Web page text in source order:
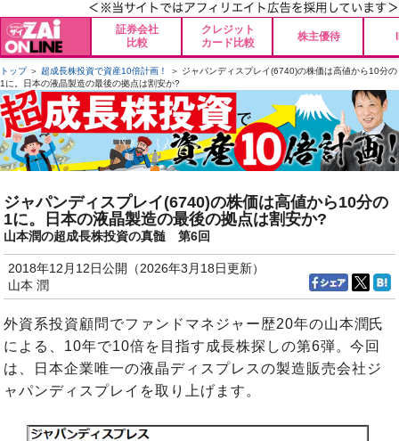
証券会社
比較
クレジット
カード比較
株主優待
トップ＞ 超成長株投資で資産10倍計画！
＞ ジャパンディスプレイ(6740)の株価は高値から10分の
1に。日本の液晶製造の最後の拠点は割安か?
ジャパンディスプレイ(6740)の株価は高値から10分の
1に。日本の液晶製造の最後の拠点は割安か?
山本潤の超成長株投資の真髄 第6回
2018年12月12日公開（2026年3月18日更新）
山本 潤
外資系投資顧問でファンドマネジャー歴20年の山本潤氏
による、10年で10倍を目指す成長株探しの第6弾。今回
は、日本企業唯一の液晶ディスプレスの製造販売会社ジ
ャパンディスプレイを取り上げます。